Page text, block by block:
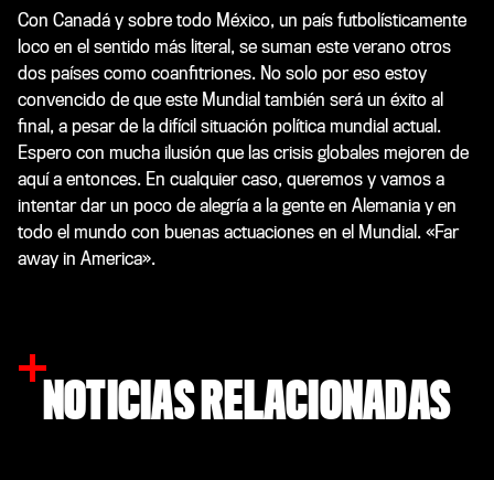
Con Canadá y sobre todo México, un país futbolísticamente
loco en el sentido más literal, se suman este verano otros
dos países como coanfitriones. No solo por eso estoy
convencido de que este Mundial también será un éxito al
final, a pesar de la difícil situación política mundial actual.
Espero con mucha ilusión que las crisis globales mejoren de
aquí a entonces. En cualquier caso, queremos y vamos a
intentar dar un poco de alegría a la gente en Alemania y en
todo el mundo con buenas actuaciones en el Mundial. «Far
away in America».
NOTICIAS RELACIONADAS